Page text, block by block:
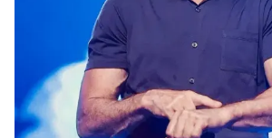
vertrauten Menschen, Orten,
Routinen deines Alltags zu entfliehen
wie du eine neue Realität erschaffen
der Wissenschaft als
Mystik präsentiert Dr Joe
Informationen, die auf den neuesten